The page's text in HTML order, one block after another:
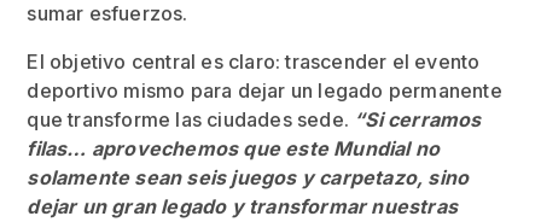
sumar esfuerzos.
El objetivo central es claro: trascender el evento
deportivo mismo para dejar un legado permanente
que transforme las ciudades sede. “Si cerramos
filas… aprovechemos que este Mundial no
solamente sean seis juegos y carpetazo, sino
dejar un gran legado y transformar nuestras